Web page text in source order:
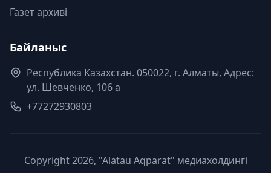
Газет архиві
Байланыс
Республика Казахстан. 050022, г. Алматы, Адрес:
ул. Шевченко, 106 а
+77272930803
Copyright 2026, "Alatau Aqparat" медиахолдингі